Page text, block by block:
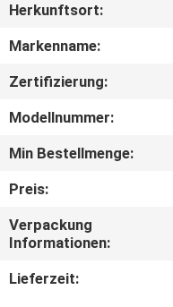
ÜBER
UNS
KONTAKT
MIT
Herkunftsort:
Markenname:
Zertifizierung:
Modellnummer:
Min Bestellmenge:
Preis:
Verpackung
Informationen:
Lieferzeit: